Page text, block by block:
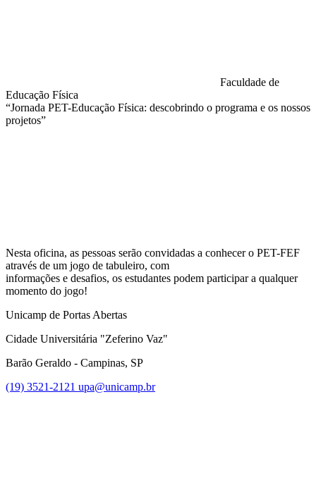
Faculdade de
Educação Física
“Jornada PET-Educação Física: descobrindo o programa e os nossos
projetos”
Nesta oficina, as pessoas serão convidadas a conhecer o PET-FEF
através de um jogo de tabuleiro, com
informações e desafios, os estudantes podem participar a qualquer
momento do jogo!
Unicamp de Portas Abertas
Cidade Universitária "Zeferino Vaz"
Barão Geraldo - Campinas, SP
(19) 3521-2121 upa@unicamp.br